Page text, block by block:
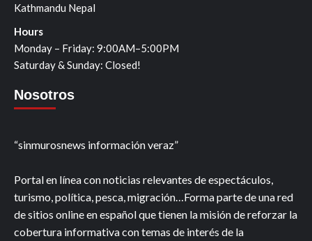
Kathmandu Nepal
Hours
Monday – Friday: 9:00AM–5:00PM
Saturday & Sunday: Closed!
Nosotros
“sinmurosnews información veraz”
Portal en línea con noticias relevantes de espectáculos,
turismo, política, pesca, migración…Forma parte de una red
de sitios online en español que tienen la misión de reforzar la
cobertura informativa con temas de interés de la